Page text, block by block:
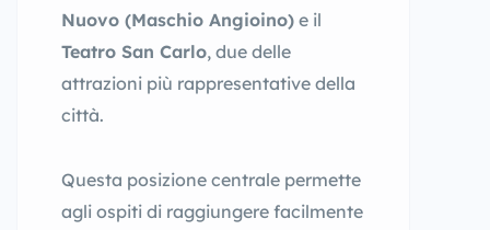
Nuovo (Maschio Angioino) e il
Teatro San Carlo, due delle
attrazioni più rappresentative della
città.
Questa posizione centrale permette
agli ospiti di raggiungere facilmente